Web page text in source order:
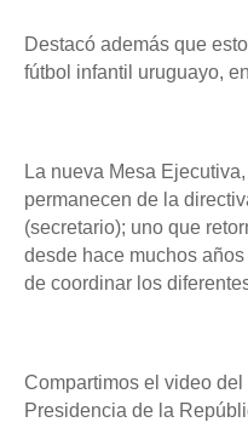
Destacó además que
fútbol infantil uruguayo,
La nueva Mesa
permanecen de la
(secretario); uno que
desde hace muchos
de coordinar los
Compartimos el video
Presidencia de la